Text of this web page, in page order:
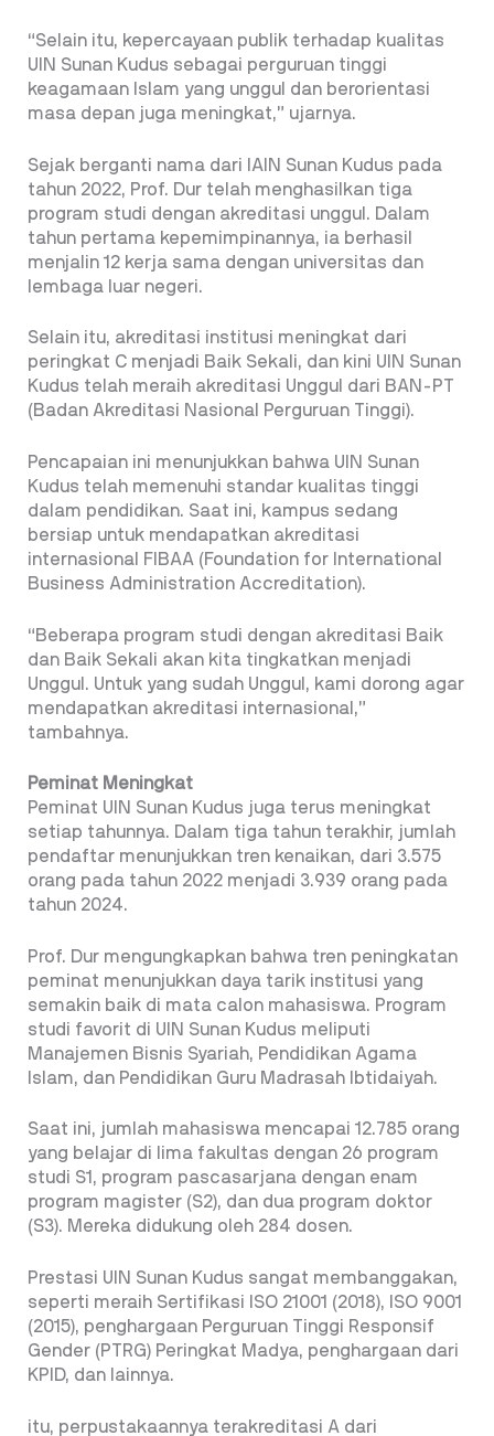
“Selain itu, kepercayaan publik terhadap kualitas
UIN Sunan Kudus sebagai perguruan tinggi
keagamaan Islam yang unggul dan berorientasi
masa depan juga meningkat,” ujarnya.
Sejak berganti nama dari IAIN Sunan Kudus pada
tahun 2022, Prof. Dur telah menghasilkan tiga
program studi dengan akreditasi unggul. Dalam
tahun pertama kepemimpinannya, ia berhasil
menjalin 12 kerja sama dengan universitas dan
lembaga luar negeri.
Selain itu, akreditasi institusi meningkat dari
peringkat C menjadi Baik Sekali, dan kini UIN Sunan
Kudus telah meraih akreditasi Unggul dari BAN-PT
(Badan Akreditasi Nasional Perguruan Tinggi).
Pencapaian ini menunjukkan bahwa UIN Sunan
Kudus telah memenuhi standar kualitas tinggi
dalam pendidikan. Saat ini, kampus sedang
bersiap untuk mendapatkan akreditasi
internasional FIBAA (Foundation for International
Business Administration Accreditation).
“Beberapa program studi dengan akreditasi Baik
dan Baik Sekali akan kita tingkatkan menjadi
Unggul. Untuk yang sudah Unggul, kami dorong agar
mendapatkan akreditasi internasional,”
tambahnya.
Peminat Meningkat
Peminat UIN Sunan Kudus juga terus meningkat
setiap tahunnya. Dalam tiga tahun terakhir, jumlah
pendaftar menunjukkan tren kenaikan, dari 3.575
orang pada tahun 2022 menjadi 3.939 orang pada
tahun 2024.
Prof. Dur mengungkapkan bahwa tren peningkatan
peminat menunjukkan daya tarik institusi yang
semakin baik di mata calon mahasiswa. Program
studi favorit di UIN Sunan Kudus meliputi
Manajemen Bisnis Syariah, Pendidikan Agama
Islam, dan Pendidikan Guru Madrasah Ibtidaiyah.
Saat ini, jumlah mahasiswa mencapai 12.785 orang
yang belajar di lima fakultas dengan 26 program
studi S1, program pascasarjana dengan enam
program magister (S2), dan dua program doktor
(S3). Mereka didukung oleh 284 dosen.
Prestasi UIN Sunan Kudus sangat membanggakan,
seperti meraih Sertifikasi ISO 21001 (2018), ISO 9001
(2015), penghargaan Perguruan Tinggi Responsif
Gender (PTRG) Peringkat Madya, penghargaan dari
KPID, dan lainnya.
itu, perpustakaannya terakreditasi A dari